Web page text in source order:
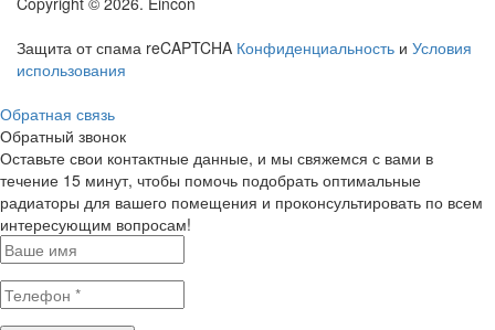
Защита от спама reCAPTCHA Конфиденциальность и Условия
использования
Обратная связь
Обратный звонок
Оставьте свои контактные данные, и мы свяжемся с вами в
течение 15 минут, чтобы помочь подобрать оптимальные
радиаторы для вашего помещения и проконсультировать по всем
интересующим вопросам!